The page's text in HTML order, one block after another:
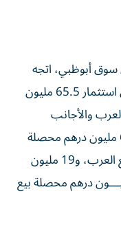
أبوظبي، اتجه
المستثمرون الخليجيون للشراء، بصافي استثمار 65.5 مليون
والأجانب
والمواطنون للبيع بصافي استثمار 65.5 مليون درهم محصلة
بيع، منها 2.24 مليون درهم محصلة بيع العرب، و19 مليون
بيع الأجانب، و44.36 مليـــون درهم محصلة بيع